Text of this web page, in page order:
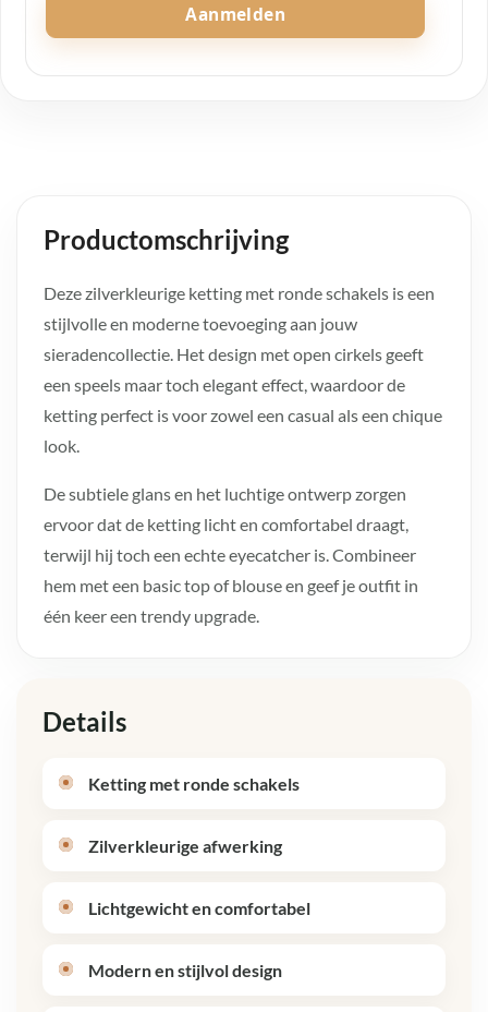
Aanmelden
Productomschrijving
Deze zilverkleurige ketting met ronde schakels is een
stijlvolle en moderne toevoeging aan jouw
sieradencollectie. Het design met open cirkels geeft
een speels maar toch elegant effect, waardoor de
ketting perfect is voor zowel een casual als een chique
look.
De subtiele glans en het luchtige ontwerp zorgen
ervoor dat de ketting licht en comfortabel draagt,
terwijl hij toch een echte eyecatcher is. Combineer
hem met een basic top of blouse en geef je outfit in
één keer een trendy upgrade.
Details
Ketting met ronde schakels
Zilverkleurige afwerking
Lichtgewicht en comfortabel
Modern en stijlvol design